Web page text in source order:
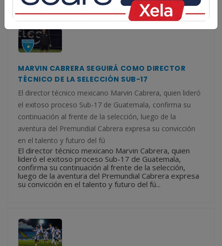
MARVIN CABRERA SEGUIRÁ COMO DIRECTOR
TÉCNICO DE LA SELECCIÓN SUB-17
El director técnico mexicano Marvin Cabrera, quien lideró
el exitoso proceso Sub-17 de Guatemala, confirma su
continuación al frente de la selección, luego de la
aventura del Premundial Cabrera expresa su convicción
en el talento y futuro del fú
El director técnico mexicano Marvin Cabrera, quien
lideró el exitoso proceso Sub-17 de Guatemala,
confirma su continuación al frente de la selección,
luego de la aventura del Premundial Cabrera expresa
su convicción en el talento y futuro del fú...